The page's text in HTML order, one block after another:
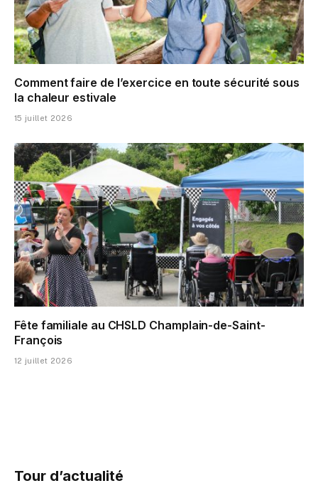
Comment faire de l’exercice en toute sécurité sous
la chaleur estivale
15 juillet 2026
Fête familiale au CHSLD Champlain-de-Saint-
François
12 juillet 2026
Tour d’actualité